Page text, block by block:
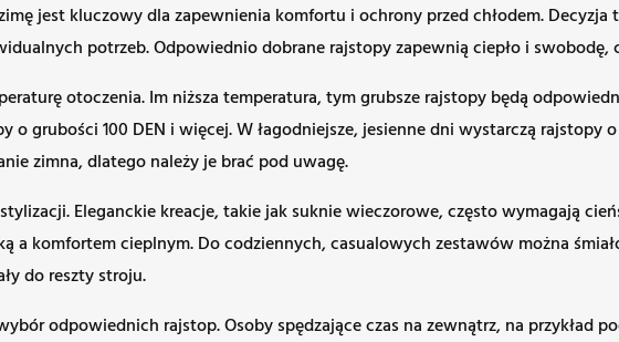
jest kluczowy dla zapewnienia komfortu i ochrony przed chłodem.
potrzeb. Odpowiednio dobrane rajstopy zapewnią ciepło i swobodę,
otoczenia. Im niższa temperatura, tym grubsze rajstopy będą
o grubości 100 DEN i więcej. W łagodniejsze, jesienne dni wystarczą
zimna, dlatego należy je brać pod uwagę.
Eleganckie kreacje, takie jak suknie wieczorowe, często wymagają
a komfortem cieplnym. Do codziennych, casualowych zestawów można
do reszty stroju.
odpowiednich rajstop. Osoby spędzające czas na zewnątrz, na przykład